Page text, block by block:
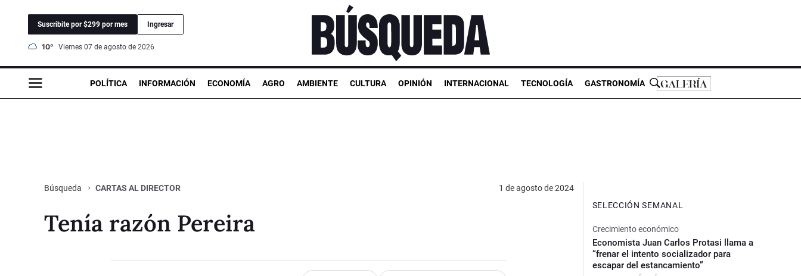
Suscribite por $299 por mes Ingresar
10° viernes 07 de agosto de 2026
POLÍTICA INFORMACIÓN ECONOMÍA AGRO AMBIENTE CULTURA OPINIÓN INTERNACIONAL TECNOLOGÍA GASTRONOMÍA
Búsqueda CARTAS AL DIRECTOR 1 de agosto de 2024
Tenía razón Pereira
SELECCIÓN SEMANAL
Crecimiento económico
Economista Juan Carlos Protasi llama a
“frenar el intento socializador para
escapar del estancamiento”